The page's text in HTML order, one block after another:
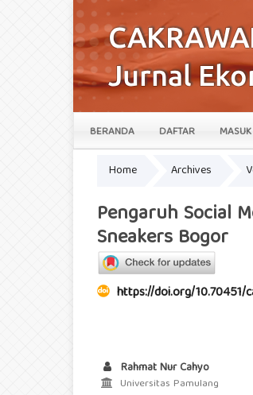
BERANDA DAFTAR
Home Archives
Pengaruh Social
Sneakers Bogor
https://doi.org/10.70451/
Rahmat Nur Cahyo
Universitas Pamulang